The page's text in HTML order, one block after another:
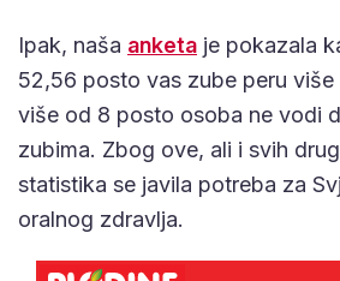
Ipak, naša anketa je pokazala
52,56 posto vas zube peru više
više od 8 posto osoba ne vodi
zubima. Zbog ove, ali i svih
statistika se javila potreba za
oralnog zdravlja.